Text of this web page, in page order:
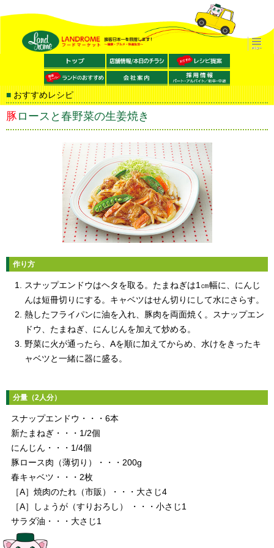
おすすめレシピ
豚ロースと春野菜の生姜焼き
作り方
スナップエンドウはヘタを取る。たまねぎは1㎝幅に、にんじ
んは短冊切りにする。キャベツはせん切りにして水にさらす。
熱したフライパンに油を入れ、豚肉を両面焼く。スナップエン
ドウ、たまねぎ、にんじんを加えて炒める。
野菜に火が通ったら、Aを順に加えてからめ、水けをきったキ
ャベツと一緒に器に盛る。
分量（2人分）
スナップエンドウ・・・6本
新たまねぎ・・・1/2個
にんじん・・・1/4個
豚ロース肉（薄切り）・・・200g
春キャベツ・・・2枚
［A］焼肉のたれ（市販）・・・大さじ4
［A］しょうが（すりおろし） ・・・小さじ1
サラダ油・・・大さじ1